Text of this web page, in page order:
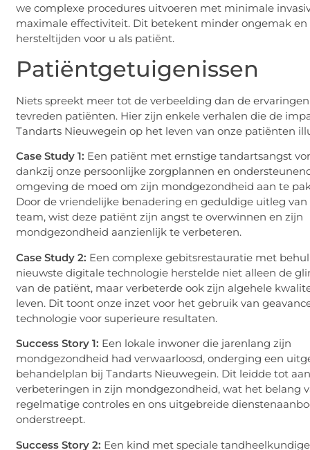
we complexe procedures uitvoeren met minimale
maximale effectiviteit. Dit betekent minder ongemak en
hersteltijden voor u als patiënt.
Patiëntgetuigenissen
Niets spreekt meer tot de verbeelding dan de
tevreden patiënten. Hier zijn enkele verhalen die de
Tandarts Nieuwegein op het leven van onze patiënten
Case Study 1: Een patiënt met ernstige tandartsangst
dankzij onze persoonlijke zorgplannen en
omgeving de moed om zijn mondgezondheid aan te
Door de vriendelijke benadering en geduldige uitleg van
team, wist deze patiënt zijn angst te overwinnen en zijn
mondgezondheid aanzienlijk te verbeteren.
Case Study 2: Een complexe gebitsrestauratie met
nieuwste digitale technologie herstelde niet alleen de
van de patiënt, maar verbeterde ook zijn algehele
leven. Dit toont onze inzet voor het gebruik van
technologie voor superieure resultaten.
Success Story 1: Een lokale inwoner die jarenlang zijn
mondgezondheid had verwaarloosd, onderging een
behandelplan bij Tandarts Nieuwegein. Dit leidde tot
verbeteringen in zijn mondgezondheid, wat het belang
regelmatige controles en ons uitgebreide
onderstreept.
Success Story 2: Een kind met speciale tandheelkundige